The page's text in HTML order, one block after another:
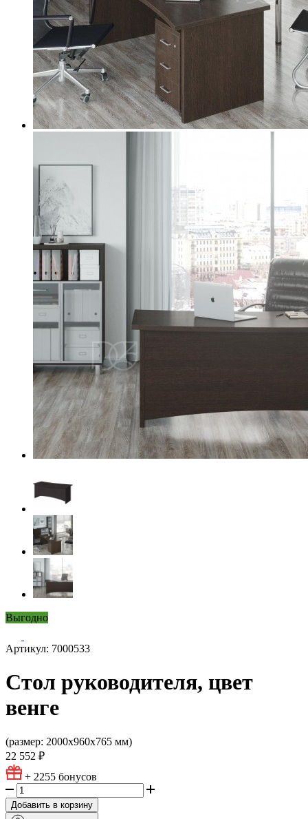
Выгодно
Артикул: 7000533
Стол руководителя, цвет
венге
(размер: 2000х960х765 мм)
22 552 ₽
+ 2255 бонусов
Добавить в корзину